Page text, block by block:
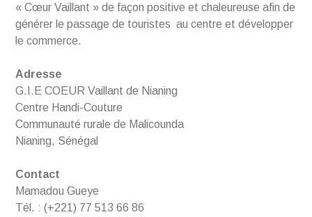
« Cœur Vaillant » de façon positive et chaleureuse afin de
générer le passage de touristes au centre et développer
le commerce.
Adresse
G.I.E COEUR Vaillant de Nianing
Centre Handi-Couture
Communauté rurale de Malicounda
Nianing, Sénégal
Contact
Mamadou Gueye
Tél. : (+221) 77 513 66 86